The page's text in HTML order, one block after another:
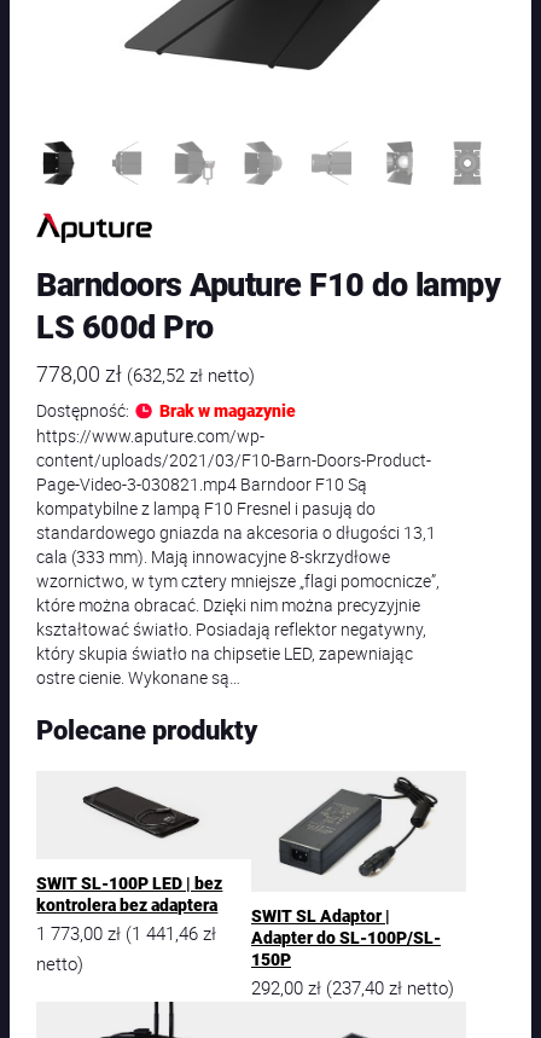
Barndoors Aputure F10 do lampy
LS 600d Pro
778,00zł (632,52zł netto)
Dostępność:
Brak w magazynie
https://www.aputure.com/wp-
content/uploads/2021/03/F10-Barn-Doors-Product-
Page-Video-3-030821.mp4 Barndoor F10 Są
kompatybilne z lampą F10 Fresnel i pasują do
standardowego gniazda na akcesoria o długości 13,1
cala (333 mm). Mają innowacyjne 8-skrzydłowe
wzornictwo, w tym cztery mniejsze „flagi pomocnicze”,
które można obracać. Dzięki nim można precyzyjnie
kształtować światło. Posiadają reflektor negatywny,
który skupia światło na chipsetie LED, zapewniając
ostre cienie. Wykonane są…
Polecane produkty
SWIT SL-100P LED | bez
kontrolera bez adaptera
1 773,00zł (1 441,46zł
netto)
SWIT SL Adaptor |
Adapter do SL-100P/SL-
150P
292,00 zł (237,40 zł netto)